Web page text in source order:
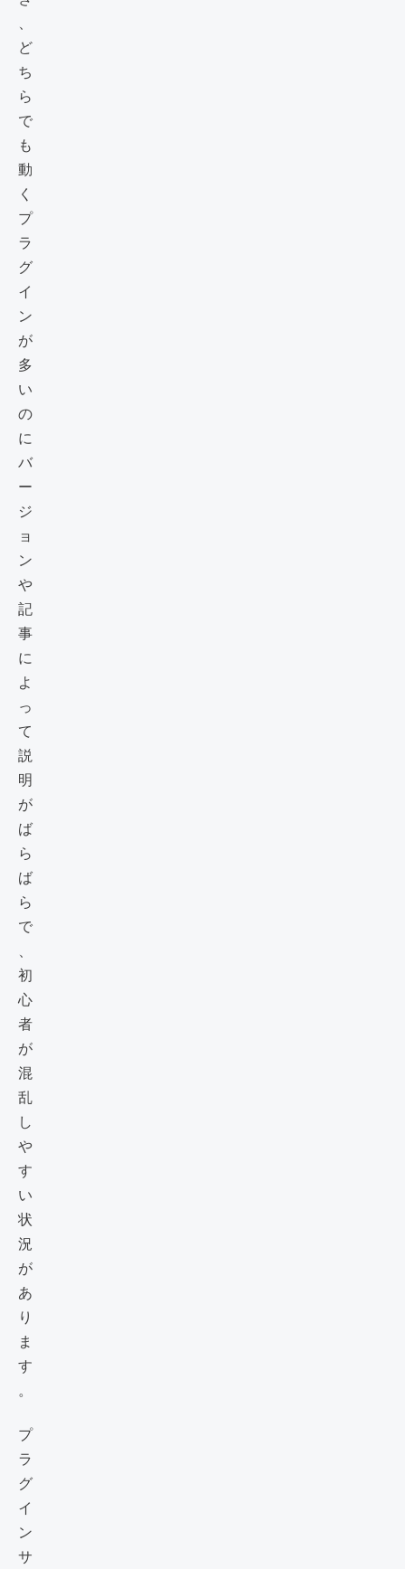
、
ど
ち
ら
で
も
動
く
プ
ラ
グ
イ
ン
が
多
い
の
に
バ
ー
ジ
ョ
ン
や
記
事
に
よ
っ
て
説
明
が
ば
ら
ば
ら
で
、
初
心
者
が
混
乱
し
や
す
い
状
況
が
あ
り
ま
す
。
プ
ラ
グ
イ
ン
サ